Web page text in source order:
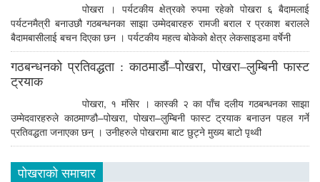
पोखरा । पर्यटकीय क्षेत्रको रुपमा रहेको पोखरा ६ बैदामलाई
पर्यटनमैत्री बनाउछौ गठबन्धनका साझा उम्मेदबारहरु रामजी बराल र प्रकाश बरालले
बैदामबासीलाई बचन दिएका छन । पर्यटकीय महत्व बोकेको क्षेत्र लेकसाइडमा वर्षेनी
गठबन्धनको प्रतिवद्धता : काठमाडौं–पोखरा, पोखरा–लुम्बिनी फास्ट
ट्रयाक
पोखरा, १ मंसिर । कास्की २ का पाँच दलीय गठबन्धनका साझा
उम्मेदवारहरुले काठमाण्डौ–पोखरा, पोखरा–लुम्बिनी फास्ट ट्रयाक बनाउन पहल गर्ने
प्रतिवद्धता जनाएका छन् । उनीहरुले पोखरामा बाट छुट्ने मुख्य बाटो पृथ्वी
पोखराको समाचार